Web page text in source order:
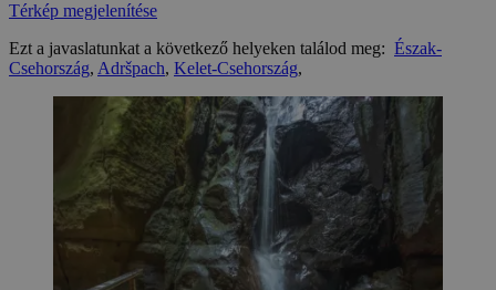
Térkép megjelenítése
Ezt a javaslatunkat a következő helyeken találod meg: Észak-
Csehország, Adršpach, Kelet-Csehország,